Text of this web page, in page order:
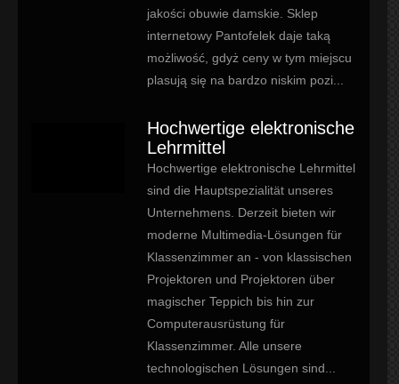
jakości obuwie damskie. Sklep
internetowy Pantofelek daje taką
możliwość, gdyż ceny w tym miejscu
plasują się na bardzo niskim pozi...
Hochwertige elektronische
Lehrmittel
Hochwertige elektronische Lehrmittel
sind die Hauptspezialität unseres
Unternehmens. Derzeit bieten wir
moderne Multimedia-Lösungen für
Klassenzimmer an - von klassischen
Projektoren und Projektoren über
magischer Teppich bis hin zur
Computerausrüstung für
Klassenzimmer. Alle unsere
technologischen Lösungen sind...